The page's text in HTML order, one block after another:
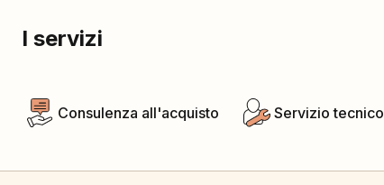
I servizi
Consulenza all'acquisto Servizio tecnico